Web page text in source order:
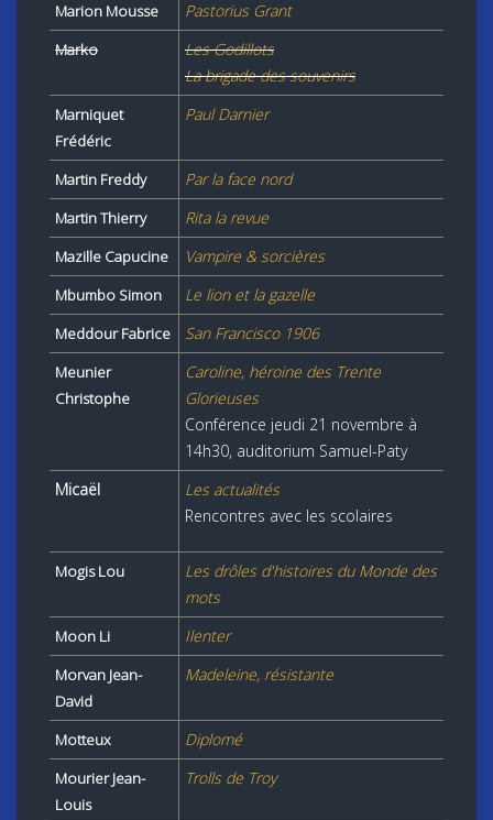
Marion Mousse Pastorius Grant
Marko
Les Godillots
La brigade des souvenirs
Marniquet
Frédéric
Paul Darnier
Martin Freddy Par la face nord
Martin Thierry Rita la revue
Mazille Capucine Vampire & sorcières
Mbumbo Simon Le lion et la gazelle
Meddour Fabrice San Francisco 1906
Meunier
Christophe
Caroline, héroine des Trente
Glorieuses
Conférence jeudi 21 novembre à
14h30, auditorium Samuel-Paty
Micaël
Les actualités
Rencontres avec les scolaires
Mogis Lou
Les drôles d'histoires du Monde des
mots
Moon Li Ilenter
Morvan Jean-
David
Madeleine, résistante
Motteux Diplomé
Mourier Jean-
Louis
Trolls de Troy